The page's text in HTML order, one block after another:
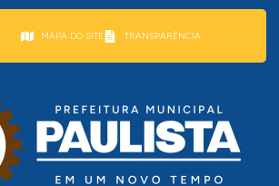
MAPA DO SITE TRANSPARÊNCIA